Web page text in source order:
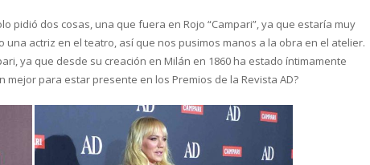
pidió dos cosas, una que fuera en Rojo “Campari”, ya que estaría muy
actriz en el teatro, así que nos pusimos manos a la obra en el atelier.
ya que desde su creación en Milán en 1860 ha estado íntimamente
para estar presente en los Premios de la Revista AD?